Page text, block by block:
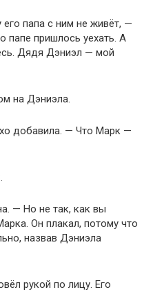
папа с ним не живёт, —
папе пришлось уехать. А
Дядя Дэниэл — мой
на Дэниэла.
добавила. — Что Марк —
— Но не так, как вы
Он плакал, потому что
назвав Дэниэла
рукой по лицу. Его